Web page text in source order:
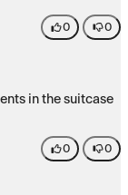
0 0
in the suitcase
0 0